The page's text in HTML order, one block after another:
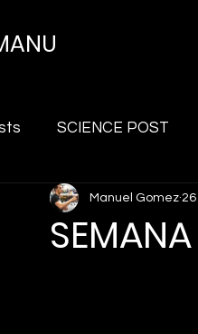
SCIENCE POST
Manuel Gomez